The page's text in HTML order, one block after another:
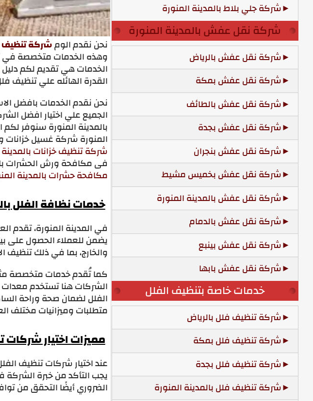
نحن نقدم الومشركة تنظيف
وهذه الخدمات متخصصة في
الخدمات هي تقديم لكم دليل
القدرة الهائله علي تنظيف
نحن نقدم الخدمات بافضل
الجميع علي اختيار افضل
بالمدينة المنورة سنوفر
المنورة شركة غسيل
شركة تنظيف خزانات بالمدينة
فى مكافحة ورش الحشرات
مكافحة حشرات بالمدينة
خدمات نظافة الفلل
في المدينة المنورة، تقدم
يضمن للعملاء الحصول على
والخارج، بما في ذلك تنظيف
كما تُقدم خدمات متخصصة
الشركات هنا تستخدم
الفلل لضمان صحة وراحة
متطلبات وميزانيات مختلف
مميزات اختيار شركات
عند اختيار شركات تنظيف
يجب التأكد من خبرة
الضروري أيضًا التحقق من
شركة جلي بلاط بالمدينة المنورة
شركة نقل عفش بالمدينة المنورة
شركة نقل عفش بالرياض
شركة نقل عفش بمكة
شركة نقل عفش بالطائف
شركة نقل عفش بجدة
شركة نقل عفش بنجران
شركة نقل عفش بخميس مشيط
شركة نقل عفش بالمدينة المنورة
شركة نقل عفش بالدمام
شركة نقل عفش بينبع
شركة نقل عفش بابها
خدمات خاصة بتنظيف الفلل
شركة تنظيف فلل بالرياض
شركة تنظيف فلل بمكة
شركة تنظيف فلل بجدة
شركة تنظيف فلل بالمدينة المنورة